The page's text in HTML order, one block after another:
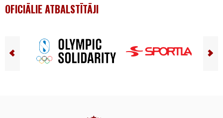
OFICIĀLIE ATBALSTĪTĀJI